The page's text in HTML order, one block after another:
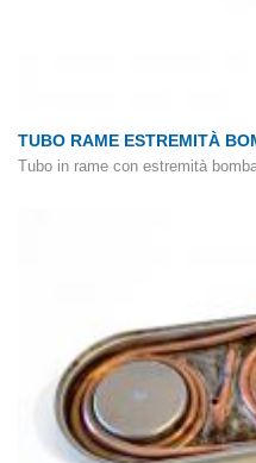
TUBO RAME ESTREMITÀ
Tubo in rame con estremità